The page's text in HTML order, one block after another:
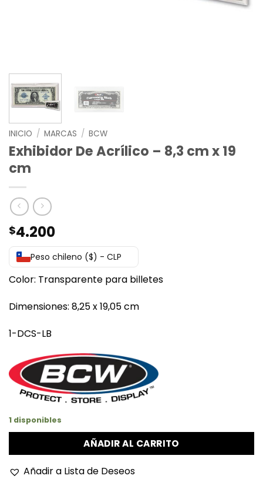
INICIO / MARCAS / BCW
Exhibidor De Acrílico – 8,3 cm x 19
cm
$4.200
Peso chileno ($) - CLP
Color: Transparente para billetes
Dimensiones: 8,25 x 19,05 cm
1-DCS-LB
1 disponibles
AÑADIR AL CARRITO
Añadir a Lista de Deseos